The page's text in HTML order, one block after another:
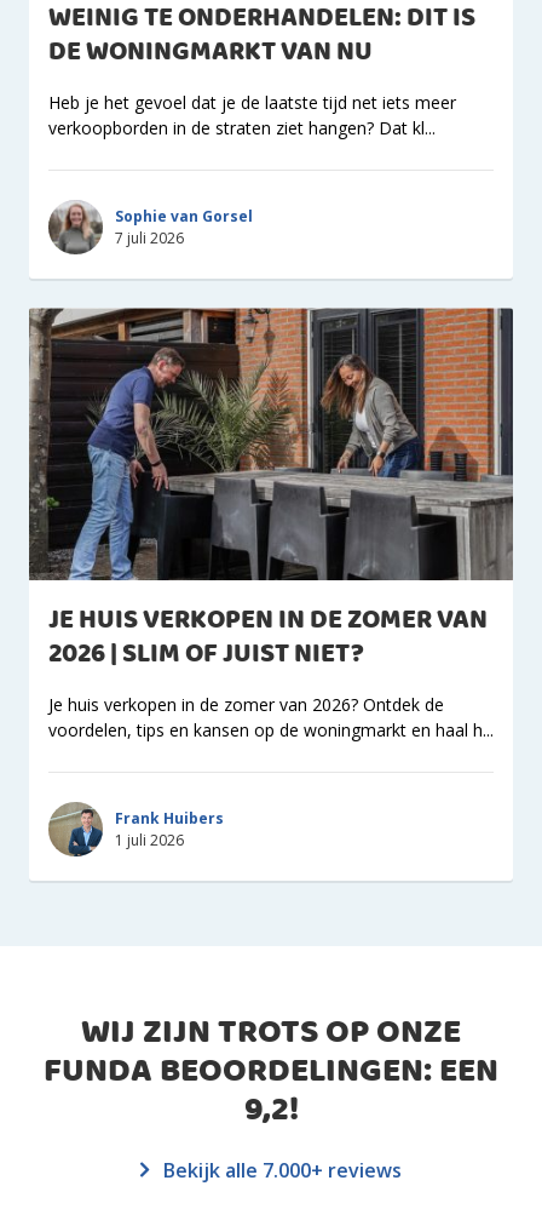
WEINIG TE ONDERHANDELEN: DIT IS
DE WONINGMARKT VAN NU
Heb je het gevoel dat je de laatste tijd net iets meer
verkoopborden in de straten ziet hangen? Dat kl...
Sophie van Gorsel
7 juli 2026
JE HUIS VERKOPEN IN DE ZOMER VAN
2026 | SLIM OF JUIST NIET?
Je huis verkopen in de zomer van 2026? Ontdek de
voordelen, tips en kansen op de woningmarkt en haal h...
Frank Huibers
1 juli 2026
WIJ ZIJN TROTS OP ONZE
FUNDA BEOORDELINGEN: EEN
9,2!
Bekijk alle 7.000+ reviews